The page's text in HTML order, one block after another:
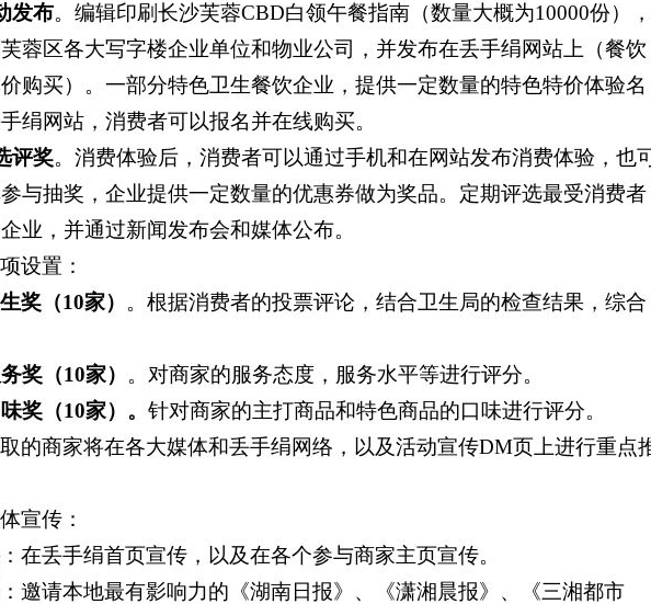
发布。编辑印刷长沙芙蓉CBD白领午餐指南（数量大概为10000份），
蓉区各大写字楼企业单位和物业公司，并发布在丢手绢网站上（餐饮
购买）。一部分特色卫生餐饮企业，提供一定数量的特色特价体验名
绢网站，消费者可以报名并在线购买。
评奖。消费体验后，消费者可以通过手机和在网站发布消费体验，也
与抽奖，企业提供一定数量的优惠券做为奖品。定期评选最受消费者
业，并通过新闻发布会和媒体公布。
设置：
奖（10家） 。根据消费者的投票评论，结合卫生局的检查结果，综合
奖（10家） 。对商家的服务态度，服务水平等进行评分。
奖（10家）。 针对商家的主打商品和特色商品的口味进行评分。
的商家将在各大媒体和丢手绢网络，以及活动宣传DM页上进行重点
宣传：
：在丢手绢首页宣传，以及在各个参与商家主页宣传。
：邀请本地最有影响力的《湖南日报》、《潇湘晨报》、《三湘都市